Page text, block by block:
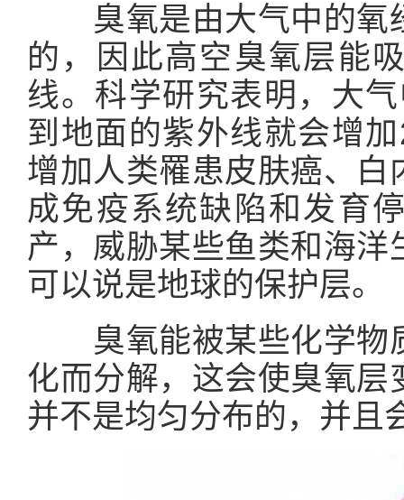
臭氧是由大气中的
的，因此高空臭氧层能
线。科学研究表明，大
到地面的紫外线就会增
增加人类罹患皮肤癌、
成免疫系统缺陷和发育
产，威胁某些鱼类和海
可以说是地球的保护层。
臭氧能被某些化学物
化而分解，这会使臭氧
并不是均匀分布的，并且